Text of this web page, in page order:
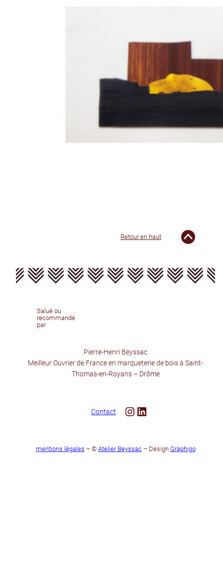
Retour en haut
Salué ou
recommandé
par
Pierre-Henri Beyssac
Meilleur Ouvrier de France en marqueterie de bois à Saint-
Thomas-en-Royans – Drôme
Contact Instagram
LinkedIn
mentions légales – © Atelier Beyssac – Design Graphigo